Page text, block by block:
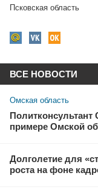
Псковская область
ВСЕ НОВОСТИ
Омская область
Политконсультант
примере Омской
Долголетие для
роста на фоне